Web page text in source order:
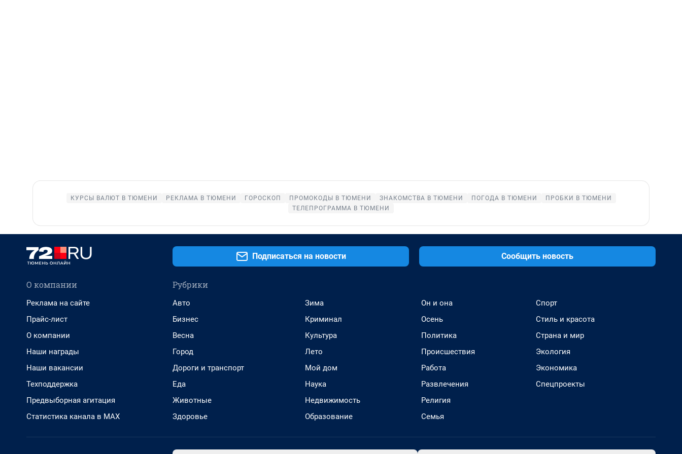
КУРСЫ ВАЛЮТ В ТЮМЕНИ РЕКЛАМА В ТЮМЕНИ ГОРОСКОП ПРОМОКОДЫ В ТЮМЕНИ ЗНАКОМСТВА В ТЮМЕНИ ПОГОДА В ТЮМЕНИ
ПРОБКИ В ТЮМЕНИ
ТЕЛЕПРОГРАММА В ТЮМЕНИ
Подписаться на новости Сообщить новость
О компании
Реклама на сайте
Прайс-лист
О компании
Наши награды
Наши вакансии
Техподдержка
Предвыборная агитация
Статистика канала в MAX
Рубрики
Авто
Бизнес
Весна
Город
Дороги и транспорт
Еда
Животные
Здоровье
Зима
Криминал
Культура
Лето
Мой дом
Наука
Недвижимость
Образование
Он и она
Осень
Политика
Происшествия
Работа
Развлечения
Религия
Семья
Спорт
Стиль и красота
Страна и мир
Экология
Экономика
Спецпроекты